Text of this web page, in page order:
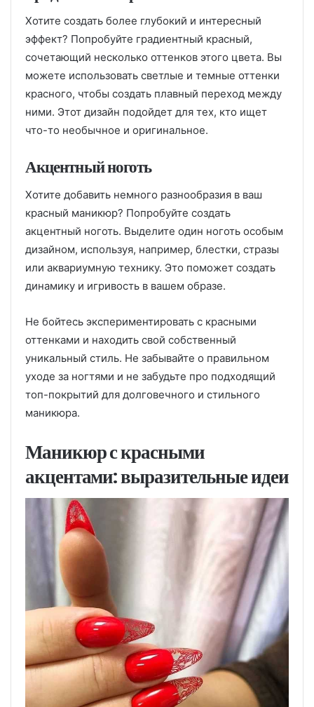
Хотите создать более глубокий и интересный
эффект? Попробуйте градиентный красный,
сочетающий несколько оттенков этого цвета. Вы
можете использовать светлые и темные оттенки
красного, чтобы создать плавный переход между
ними. Этот дизайн подойдет для тех, кто ищет
что-то необычное и оригинальное.
Акцентный ноготь
Хотите добавить немного разнообразия в ваш
красный маникюр? Попробуйте создать
акцентный ноготь. Выделите один ноготь особым
дизайном, используя, например, блестки, стразы
или аквариумную технику. Это поможет создать
динамику и игривость в вашем образе.
Не бойтесь экспериментировать с красными
оттенками и находить свой собственный
уникальный стиль. Не забывайте о правильном
уходе за ногтями и не забудьте про подходящий
топ-покрытий для долговечного и стильного
маникюра.
Маникюр с красными
акцентами: выразительные идеи